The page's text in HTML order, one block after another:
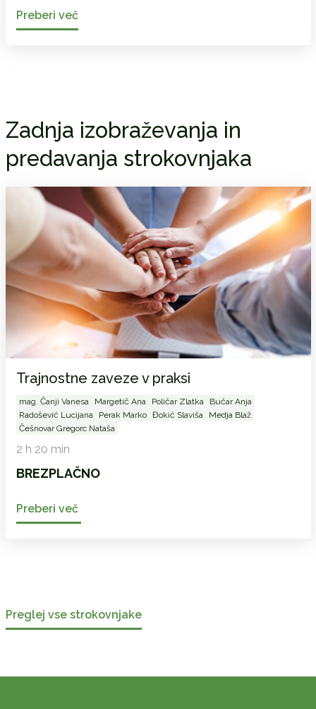
Preberi več
Zadnja izobraževanja in
predavanja strokovnjaka
Trajnostne zaveze v praksi
mag. Čanji Vanesa Margetič Ana Poličar Zlatka
Bučar Anja
Radošević Lucijana
Perak Marko Đokić Slaviša
Medja Blaž
Češnovar Gregorc Nataša
2 h 20 min
BREZPLAČNO
Preberi več
Preglej vse strokovnjake